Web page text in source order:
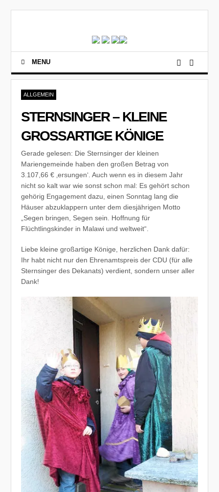
MENU
ALLGEMEIN
STERNSINGER – KLEINE
GROSSARTIGE KÖNIGE
Gerade gelesen: Die Sternsinger der kleinen
Mariengemeinde haben den großen Betrag von
3.107,66 € ‚ersungen‘. Auch wenn es in diesem Jahr
nicht so kalt war wie sonst schon mal: Es gehört schon
gehörig Engagement dazu, einen Sonntag lang die
Häuser abzuklappern unter dem diesjährigen Motto
„Segen bringen, Segen sein. Hoffnung für
Flüchtlingskinder in Malawi und weltweit“.
Liebe kleine großartige Könige, herzlichen Dank dafür:
Ihr habt nicht nur den Ehrenamtspreis der CDU (für alle
Sternsinger des Dekanats) verdient, sondern unser aller
Dank!